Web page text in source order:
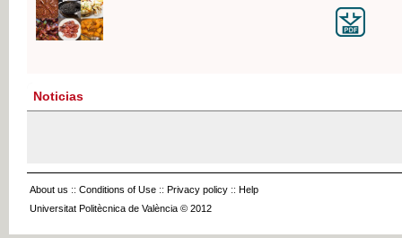
Noticias
About us :: Conditions of Use :: Privacy policy :: Help
Universitat Politècnica de València © 2012